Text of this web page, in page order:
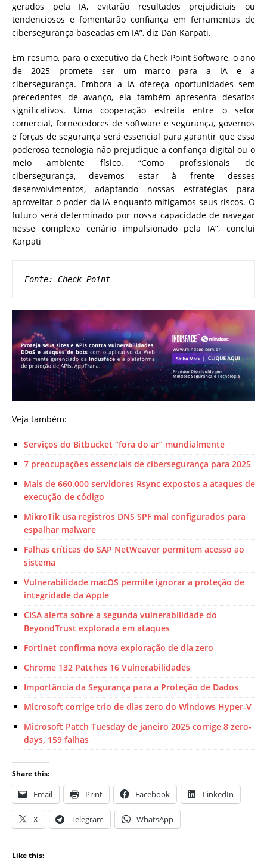
gerados pela IA, evitarão resultados prejudiciais ou
tendenciosos e fomentarão confiança em ferramentas de
cibersegurança baseadas em IA”, diz Dan Karpati.
Em resumo, para o executivo da Check Point Software, o ano
de 2025 promete ser um marco para a IA e a
cibersegurança. Embora a IA ofereça oportunidades sem
precedentes de avanço, ela também apresenta desafios
significativos. Uma cooperação estreita entre o setor
comercial, fornecedores de software e segurança, governos
e forças de segurança será essencial para garantir que essa
poderosa tecnologia não prejudique a confiança digital ou o
meio ambiente físico. “Como profissionais de
cibersegurança, devemos estar à frente desses
desenvolvimentos, adaptando nossas estratégias para
aproveitar o poder da IA enquanto mitigamos seus riscos. O
futuro será determinado por nossa capacidade de navegar
nesse complexo cenário impulsionado pela IA”, conclui
Karpati
Fonte: Check Point
Veja também:
Serviços do Bitbucket “fora do ar” mundialmente
7 preocupações essenciais de cibersegurança para 2025
Mais de 660.000 servidores Rsync expostos a ataques de
execução de código
MikroTik usa registros DNS SPF mal configurados para
espalhar malware
Falhas críticas do SAP NetWeaver permitem acesso ao
sistema
Vulnerabilidade macOS permite ignorar a proteção de
integridade da Apple
CISA alerta sobre a segunda vulnerabilidade do
BeyondTrust explorada em ataques
Fortinet confirma nova exploração de dia zero
Chrome 132 Patches 16 Vulnerabilidades
Importância da Segurança para a Proteção de Dados
Microsoft corrige trio de dias zero do Windows Hyper-V
Microsoft Patch Tuesday de janeiro 2025 corrige 8 zero-
days, 159 falhas
Share this:
Email Print Facebook LinkedIn
X Telegram WhatsApp
Like this: